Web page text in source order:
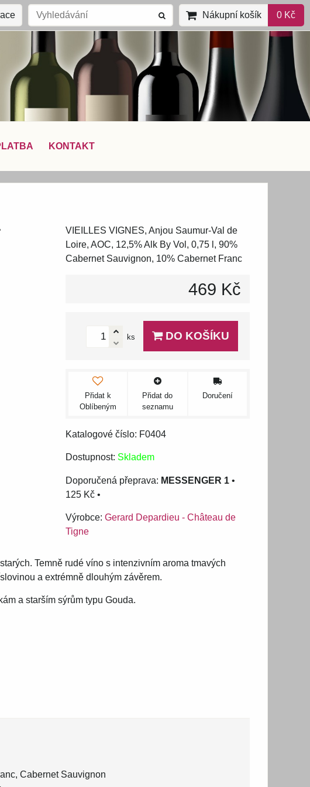
Nákupní košík 0 Kč
KONTAKT
VIEILLES VIGNES, Anjou Saumur-Val de
Loire, AOC, 12,5% Alk By Vol, 0,75 l, 90%
Cabernet Sauvignon, 10% Cabernet Franc
469 Kč
ks DO KOŠÍKU
Přidat k
Oblíbeným
Přidat do
seznamu
Doručení
Katalogové číslo: F0404
Dostupnost: Skladem
MESSENGER 1 •
125 Kč •
Výrobce: Gerard Depardieu - Château de
Tigne
Temně rudé víno s intenzivním aroma tmavých
a extrémně dlouhým závěrem.
a starším sýrům typu Gouda.
Cabernet Sauvignon